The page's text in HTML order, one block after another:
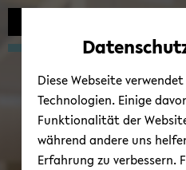
Diese Webseite
Technologien. Einige
Funktionalität der
während andere uns
Erfahrung zu verbessern.